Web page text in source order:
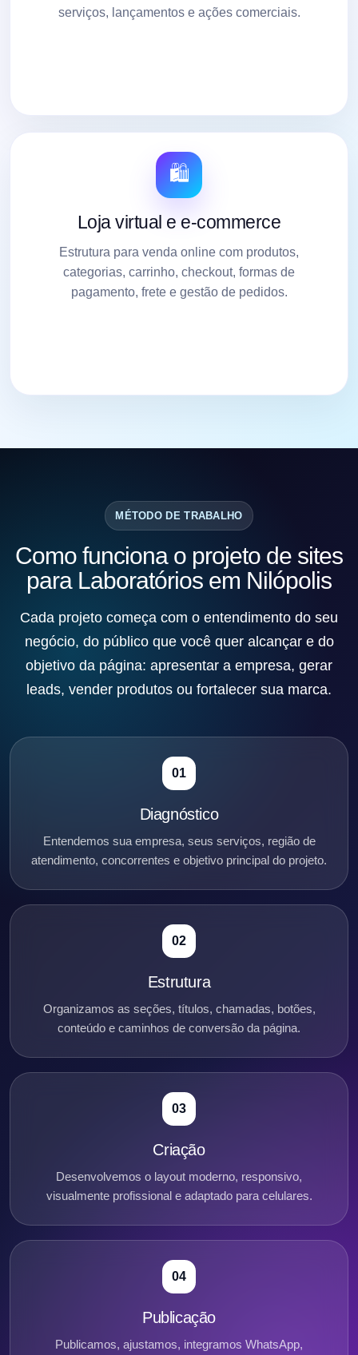
serviços, lançamentos e ações comerciais.
🛍️
Loja virtual e e-commerce
Estrutura para venda online com produtos,
categorias, carrinho, checkout, formas de
pagamento, frete e gestão de pedidos.
MÉTODO DE TRABALHO
Como funciona o projeto de sites
para Laboratórios em Nilópolis
Cada projeto começa com o entendimento do seu
negócio, do público que você quer alcançar e do
objetivo da página: apresentar a empresa, gerar
leads, vender produtos ou fortalecer sua marca.
01
Diagnóstico
Entendemos sua empresa, seus serviços, região de
atendimento, concorrentes e objetivo principal do projeto.
02
Estrutura
Organizamos as seções, títulos, chamadas, botões,
conteúdo e caminhos de conversão da página.
03
Criação
Desenvolvemos o layout moderno, responsivo,
visualmente profissional e adaptado para celulares.
04
Publicação
Publicamos, ajustamos, integramos WhatsApp,